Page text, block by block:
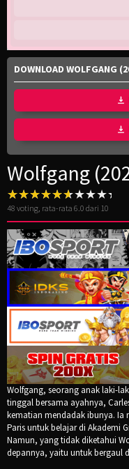
DOWNLOAD WOLFGANG
Wolfgang
48 voting, rata-rata 6.0 dari 10
Wolfgang, seorang anak laki-
tinggal bersama ayahnya,
kematian mendadak ibunya. Ia
Paris untuk belajar di Akademi
Namun, yang tidak diketahui
depannya, yaitu untuk bergaul